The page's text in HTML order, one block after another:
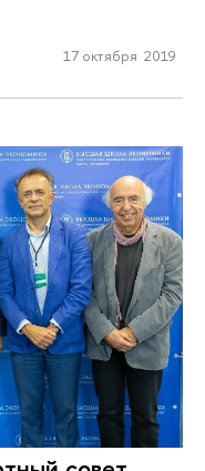
17 октября 2019